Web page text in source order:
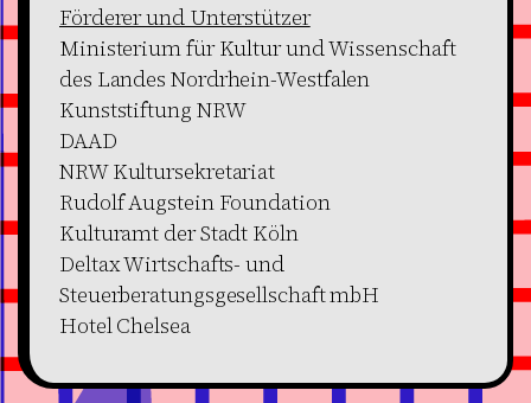
Förderer und Unterstützer
Ministerium für Kultur und Wissenschaft
des Landes Nordrhein-Westfalen
Kunststiftung NRW
DAAD
NRW Kultursekretariat
Rudolf Augstein Foundation
Kulturamt der Stadt Köln
Deltax Wirtschafts- und
Steuerberatungsgesellschaft mbH
Hotel Chelsea